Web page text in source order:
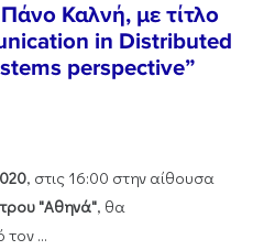
Καλνή, με τίτλο
in Distributed
perspective”
, στις 16:00 στην αίθουσα
"Αθηνά", θα
...